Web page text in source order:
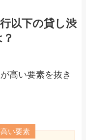
以下の貸し渋
高い要素を抜き
い要素